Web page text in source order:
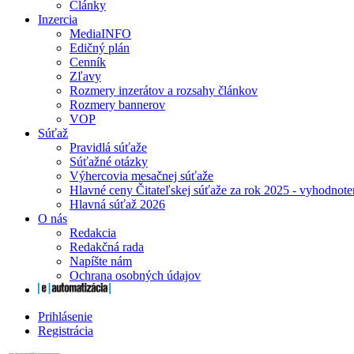
Články
Inzercia
MediaINFO
Edičný plán
Cenník
Zľavy
Rozmery inzerátov a rozsahy článkov
Rozmery bannerov
VOP
Súťaž
Pravidlá súťaže
Súťažné otázky
Výhercovia mesačnej súťaže
Hlavné ceny Čitateľskej súťaže za rok 2025 -
Hlavná súťaž 2026
O nás
Redakcia
Redakčná rada
Napíšte nám
Ochrana osobných údajov
Prihlásenie
Registrácia